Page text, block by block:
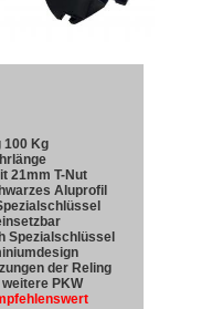
100 Kg
21mm T-Nut
Aluprofil
Spezialschlüssel
der Reling
PKW